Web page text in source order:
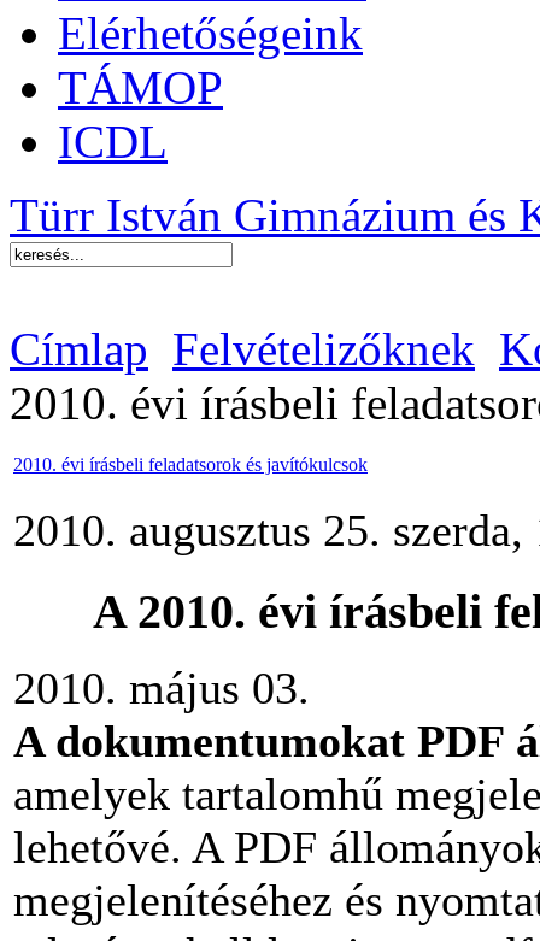
Elérhetőségeink
TÁMOP
ICDL
Türr István Gimnázium és
Címlap Felvételizőknek
2010. évi írásbeli
2010. évi írásbeli feladatsorok és javítókulcsok
2010. augusztus 25. szerda,
A 2010. évi írásbeli
2010. május 03.
A dokumentumokat PDF
amelyek tartalomhű
lehetővé. A PDF
megjelenítéséhez és